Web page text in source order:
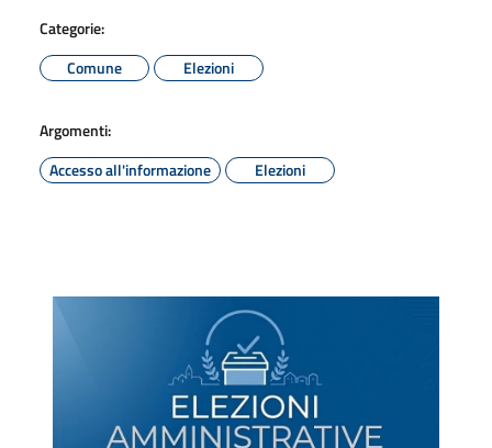
Categorie:
Comune
Elezioni
Argomenti:
Accesso all'informazione
Elezioni